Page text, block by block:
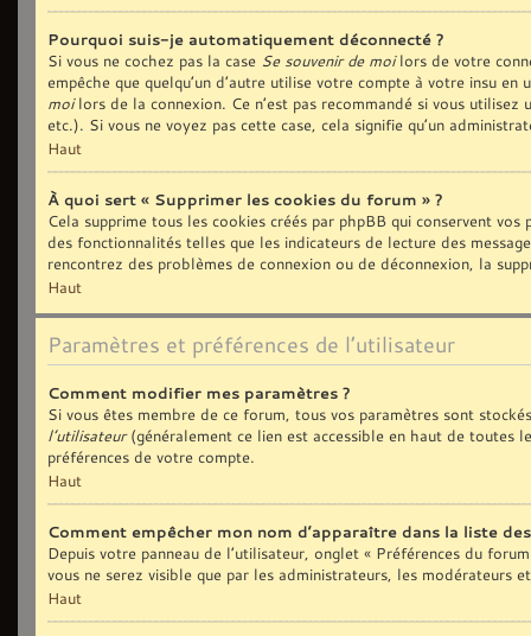
Pourquoi suis-je automatiquement déconnecté ?
Si vous ne cochez pas la case Se souvenir de moilors de votre
empêche que quelqu’un d’autre utilise votre compte à votre insu
moilors de la connexion. Ce n’est pas recommandé si vous
etc.). Si vous ne voyez pas cette case, cela signifie qu’un
Haut
À quoi sert « Supprimer les cookies du forum » ?
Cela supprime tous les cookies créés par phpBB qui conservent
des fonctionnalités telles que les indicateurs de lecture des
rencontrez des problèmes de connexion ou de déconnexion, la
Haut
Paramètres et préférences de l’utilisateur
Comment modifier mes paramètres ?
Si vous êtes membre de ce forum, tous vos paramètres sont
l’utilisateur(généralement ce lien est accessible en haut de toutes
préférences de votre compte.
Haut
Comment empêcher mon nom d’apparaître dans la liste
Depuis votre panneau de l’utilisateur, onglet « Préférences du
vous ne serez visible que par les administrateurs, les modérateurs
Haut